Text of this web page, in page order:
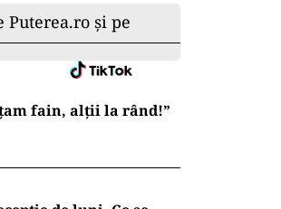
și pe
fain, alții la rând!”